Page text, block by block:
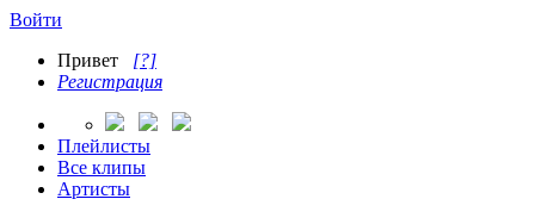
Войти
Привет [?]
Регистрация
Плейлисты
Все клипы
Артисты